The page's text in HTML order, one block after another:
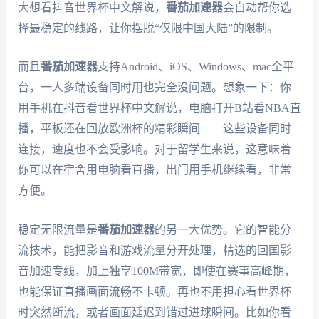
大想看抖音世界杯中文解说， 番茄加速器会自动帮你选
择最稳定的线路，让你摆脱“仅限中国大陆”的限制。
而且 番茄加速器支持Android、iOS、Windows、mac全平
台，一人多端设备同时用也完全没问题。想象一下：你
用手机在抖音看世界杯中文解说，电脑打开B站看NBA直
播，平板还在回放欧洲杯的精彩瞬间——这些设备同时
连接，速度也不会受影响。对于留学生来说，这意味着
你可以在宿舍用电脑看直播，出门用手机继续看，非常
方便。
稳定无限流量是番茄加速器的另一大优势。它的智能分
流技术，能把影音和游戏流量分开处理，精选的回国影
音加速专线，加上独享100M带宽，即使在赛事高峰期，
也能保证直播画面流畅不卡顿。再也不用担心看世界杯
时突然断流，或者画面延迟到错过进球瞬间。比如你看